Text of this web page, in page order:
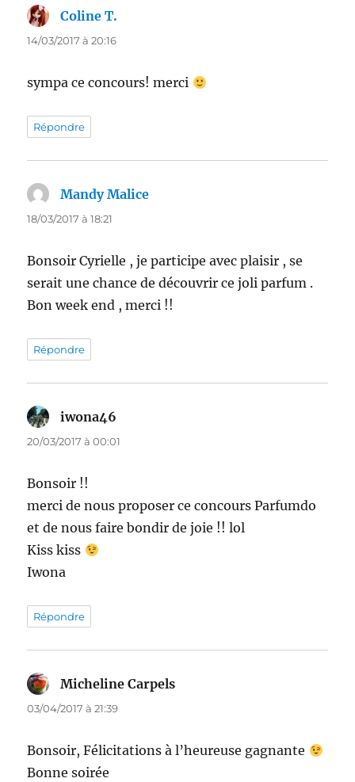
Coline T.
14/03/2017 à 20:16
sympa ce concours! merci
Répondre
Mandy Malice
18/03/2017 à 18:21
Bonsoir Cyrielle , je participe avec plaisir , se
serait une chance de découvrir ce joli parfum .
Bon week end , merci !!
Répondre
iwona46
20/03/2017 à 00:01
Bonsoir !!
merci de nous proposer ce concours Parfumdo
et de nous faire bondir de joie !! lol
Kiss kiss
Iwona
Répondre
Micheline Carpels
03/04/2017 à 21:39
Bonsoir, Félicitations à l’heureuse gagnante
Bonne soirée